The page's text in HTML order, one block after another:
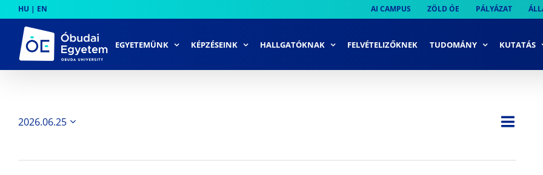
to
content
HU | EN AI CAMPUS ZÖLD ÓE PÁLYÁZAT
EGYETEMÜNK KÉPZÉSEINK HALLGATÓKNAK FELVÉTELIZŐKNEK TUDOMÁNY KUTATÁS
Nap
2026.06.25